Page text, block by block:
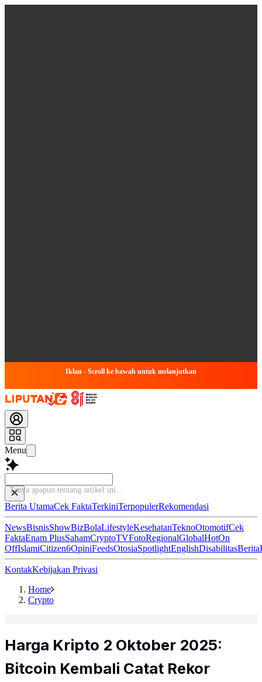
Iklan - Scroll ke bawah untuk melanjutkan
Menu
B
Berita UtamaCek FaktaTerkiniTerpopulerRekomendasi
NewsBisnisShowBizBolaLifestyleKesehatanTeknoOtomotifCek
FaktaEnam PlusSahamCryptoTVFotoRegionalGlobalHotOn
OffIslamiCitizen6OpiniFeedsOtosiaSpotlightEnglishDisabilitasBerita
KontakKebijakan Privasi
Home
Crypto
Harga Kripto 2 Oktober 2025:
Bitcoin Kembali Catat Rekor